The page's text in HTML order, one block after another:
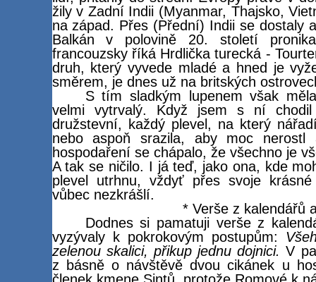
žily v Zadní Indii (Myanmar, Thajsko,
na západ. Přes (Přední) Indii se dostaly
Balkán v polovině 20. století
francouzsky říká Hrdlička turecká -
druh, který vyvede mladé a hned je
směrem, je dnes už na britských
S tím sladkým lupenem však
velmi vytrvalý. Když jsem s ní
družstevní, každý plevel, na který
nebo aspoň srazila, aby moc nerostl
hospodaření se chápalo, že všechno je
A tak se ničilo. I já teď, jako ona, kde
plevel utrhnu, vždyť přes svoje
vůbec nezkrášlí.
* Verše z kalendářů
Dodnes si pamatuji verše z
vyzývaly k pokrokovým postupům:
zelenou skalici, přikup jednu dojnici. V
z básně o návštěvě dvou cikánek u